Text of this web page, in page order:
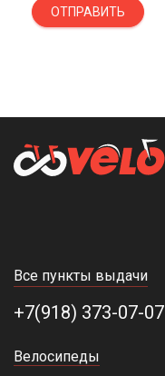
ОТПРАВИТЬ
Все пункты выдачи
+7(918) 373-07-07
Велосипеды